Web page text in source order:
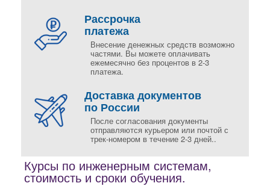
Рассрочка
платежа
Внесение денежных средств возможно
частями. Вы можете оплачивать
ежемесячно без процентов в 2-3
платежа.
Доставка документов
по России
После согласования документы
отправляются курьером или почтой с
трек-номером в течение 2-3 дней..
Курсы по инженерным системам,
стоимость и сроки обучения.